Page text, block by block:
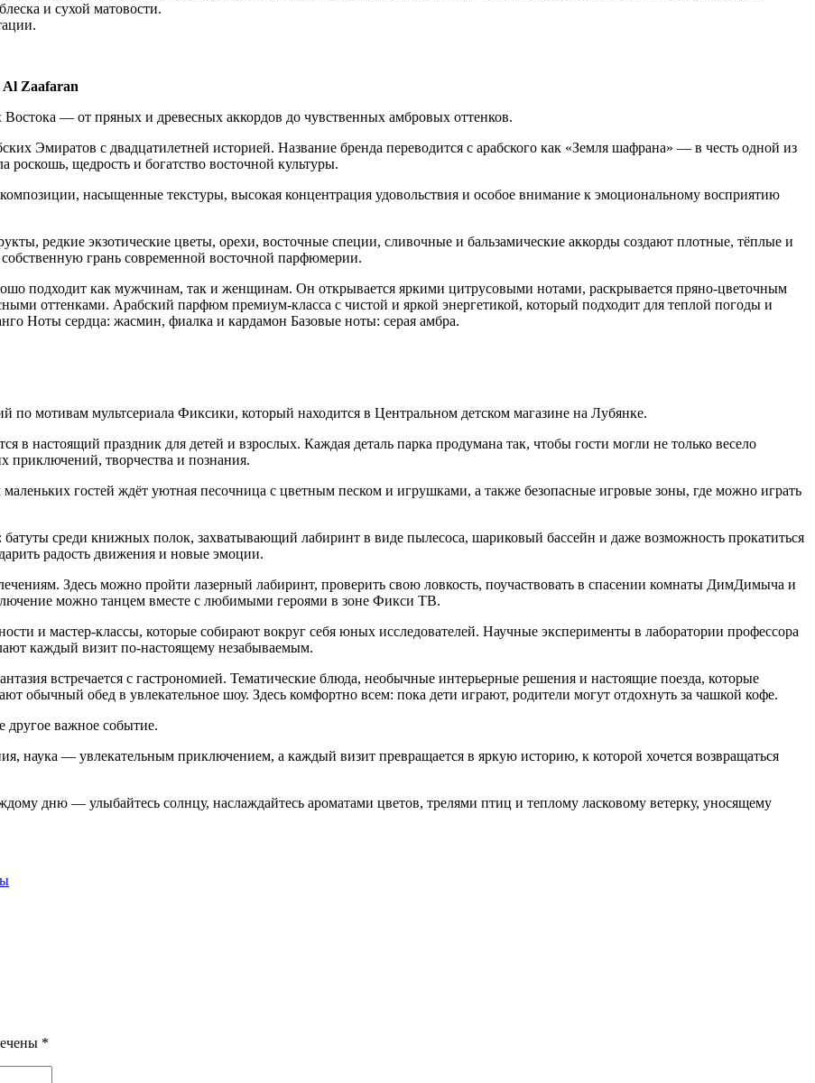
и сухой матовости.
Zaafaran
— от пряных и древесных аккордов до чувственных амбровых оттенков.
Эмиратов с двадцатилетней историей. Название бренда переводится с арабского как «Земля шафрана» — в честь одной из
щедрость и богатство восточной культуры.
насыщенные текстуры, высокая концентрация удовольствия и особое внимание к эмоциональному восприятию
редкие экзотические цветы, орехи, восточные специи, сливочные и бальзамические аккорды создают плотные, тёплые и
грань современной восточной парфюмерии.
подходит как мужчинам, так и женщинам. Он открывается яркими цитрусовыми нотами, раскрывается пряно-цветочным
оттенками. Арабский парфюм премиум-класса с чистой и яркой энергетикой, который подходит для теплой погоды и
Ноты сердца: жасмин, фиалка и кардамон Базовые ноты: серая амбра.
мотивам мультсериала Фиксики, который находится в Центральном детском магазине на Лубянке.
настоящий праздник для детей и взрослых. Каждая деталь парка продумана так, чтобы гости могли не только весело
приключений, творчества и познания.
гостей ждёт уютная песочница с цветным песком и игрушками, а также безопасные игровые зоны, где можно играть
батуты среди книжных полок, захватывающий лабиринт в виде пылесоса, шариковый бассейн и даже возможность прокатиться
радость движения и новые эмоции.
Здесь можно пройти лазерный лабиринт, проверить свою ловкость, поучаствовать в спасении комнаты ДимДимыча и
можно танцем вместе с любимыми героями в зоне Фикси ТВ.
и мастер-классы, которые собирают вокруг себя юных исследователей. Научные эксперименты в лаборатории профессора
каждый визит по-настоящему незабываемым.
встречается с гастрономией. Тематические блюда, необычные интерьерные решения и настоящие поезда, которые
обычный обед в увлекательное шоу. Здесь комфортно всем: пока дети играют, родители могут отдохнуть за чашкой кофе.
важное событие.
наука — увлекательным приключением, а каждый визит превращается в яркую историю, к которой хочется возвращаться
дню — улыбайтесь солнцу, наслаждайтесь ароматами цветов, трелями птиц и теплому ласковому ветерку, уносящему
*